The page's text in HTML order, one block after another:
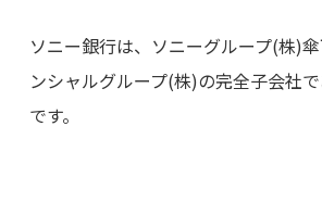
ソニー銀行は、ソニーグループ(株)
ンシャルグループ(株)の完全子会社
です。